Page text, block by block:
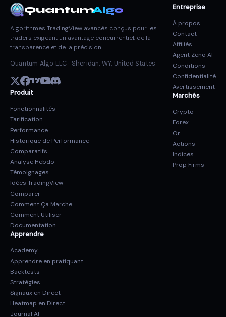
QuantumAlgo
Algorithmes TradingView avancés conçus pour les
traders exigeant un avantage concurrentiel, de la
transparence et de la précision.
Quantum Algo LLC · Sheridan, WY, United States
Produit
Fonctionnalités
Tarification
Performance
Historique de Performance
Comparatifs
Analyse Hebdo
Témoignages
Idées TradingView
Comparer
Comment Ça Marche
Comment Utiliser
Documentation
Apprendre
Academy
Apprendre en pratiquant
Backtests
Stratégies
Signaux en Direct
Heatmap en Direct
Journal AI
Entreprise
À propos
Contact
Affiliés
Agent Zeno AI
Conditions
Confidentialité
Avertissement
Marchés
Crypto
Forex
Or
Actions
Indices
Prop Firms